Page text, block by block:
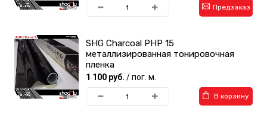
Предзаказ
SHG Charcoal PHP 15
металлизированная тонировочная
пленка
1 100 руб. / пог. м.
В корзину